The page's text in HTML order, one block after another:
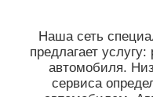
Наша сеть
предлагает
автомобиля.
сервиса